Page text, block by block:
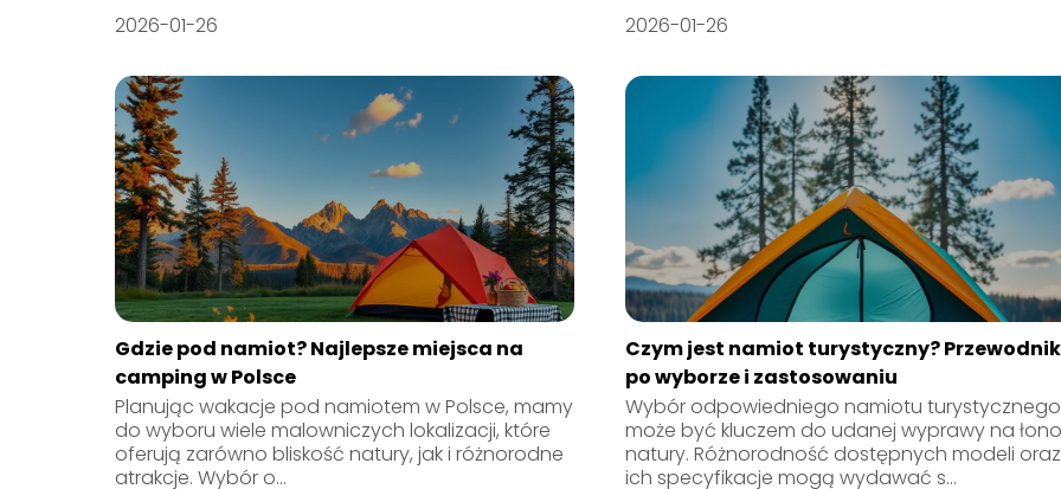
2026-01-26
2026-01-26
Gdzie pod namiot? Najlepsze miejsca na
camping w Polsce
Planując wakacje pod namiotem w Polsce, mamy
do wyboru wiele malowniczych lokalizacji, które
oferują zarówno bliskość natury, jak i różnorodne
atrakcje. Wybór o...
Czym jest namiot turystyczny? Przewodnik
po wyborze i zastosowaniu
Wybór odpowiedniego namiotu turystycznego
może być kluczem do udanej wyprawy na
natury. Różnorodność dostępnych modeli oraz
ich specyfikacje mogą wydawać s...